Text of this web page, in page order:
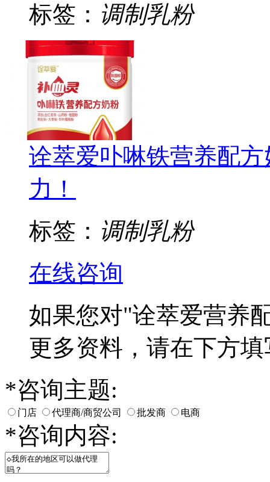
标签： 调制乳粉
诠萃爱卟啉铁营养配
力！
标签： 调制乳粉
在线咨询
如果您对"诠萃爱营养
更多资料，请在下方
*咨询主题:
门店 代理商/商贸公司 批发商 电商
*咨询内容: